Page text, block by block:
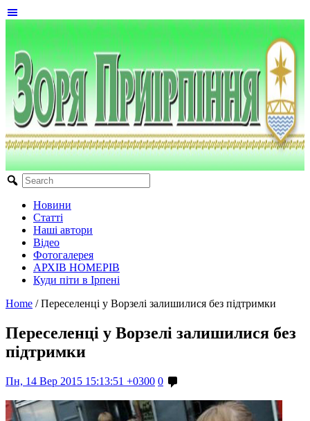
Новини
Статті
Наші автори
Відео
Фотогалерея
АРХІВ НОМЕРІВ
Куди піти в Ірпені
Home / Переселенці у Ворзелі залишилися без підтримки
Переселенці у Ворзелі залишилися без
підтримки
Пн, 14 Вер 2015 15:13:51 +0300 0